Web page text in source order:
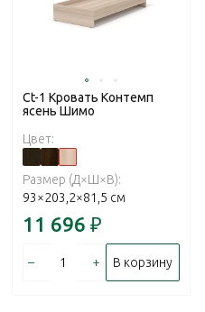
Ct-1 Кровать Контемп
ясень Шимо
Цвет:
Размер (Д×Ш×В):
93×203,2×81,5 см
11 696 ₽
– + В корзину